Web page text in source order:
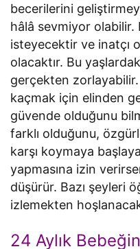
becerilerini
hâlâ sevmiyor olabilir.
isteyecektir ve inatçı
olacaktır. Bu
gerçekten
kaçmak için elinden
güvende olduğunu
farklı olduğunu,
karşı koymaya
yapmasına izin
düşürür. Bazı şeyleri
izlemekten
24 Aylık